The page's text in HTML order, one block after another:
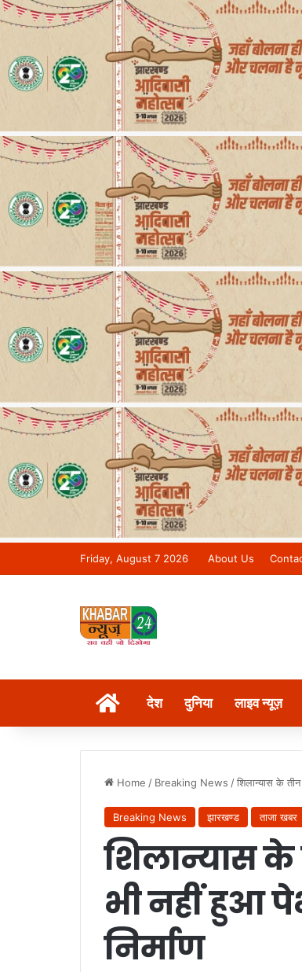
Friday, August 7 2026 About Us
Khabar 24 News Tv |
देश दुनिया लाइव न्यूज़
Home / Breaking News /शिलान्यास के
Breaking News झारखण्ड ताजा खबर
शिलान्यास के
भी नहीं हुआ
निर्माण